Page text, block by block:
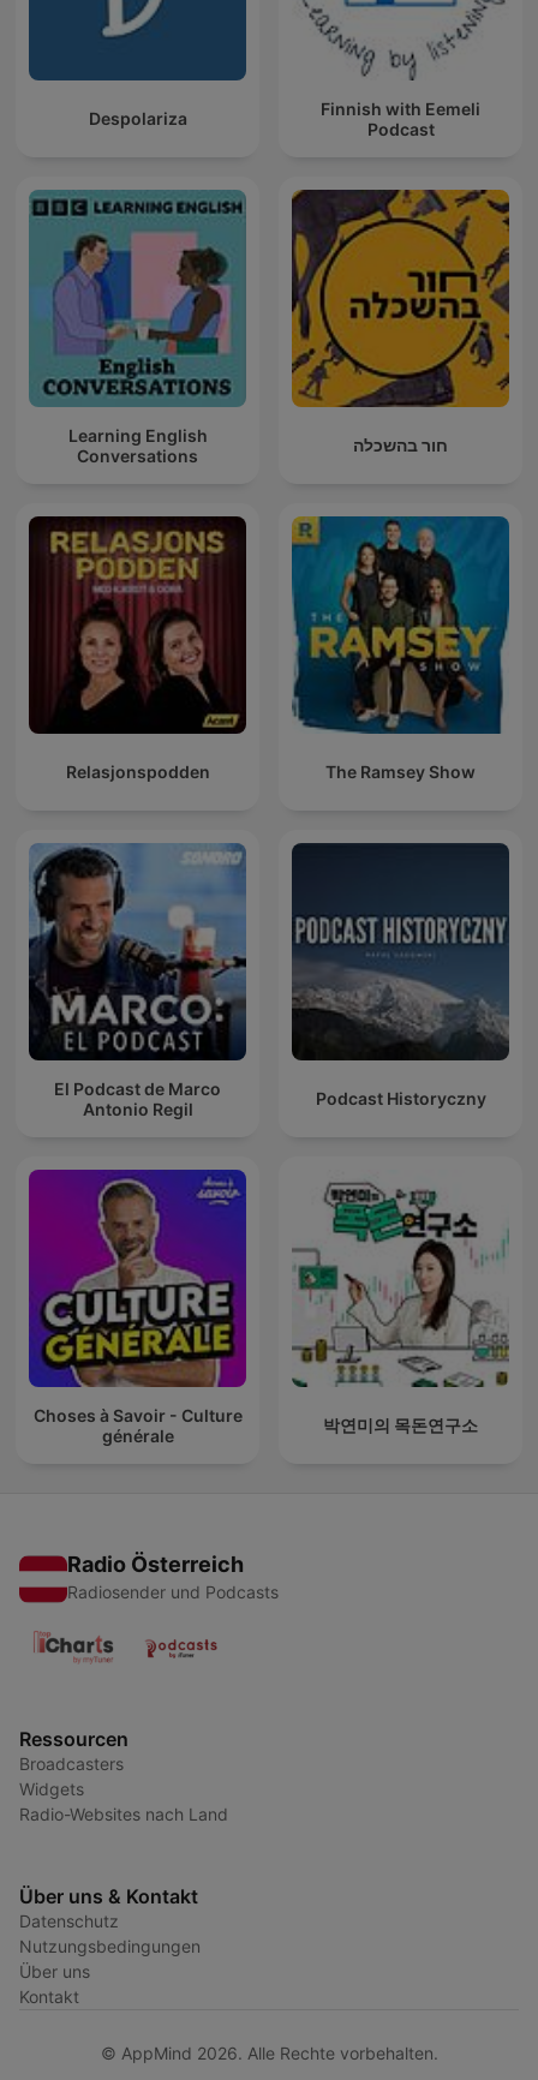
Despolariza
Finnish with Eemeli
Podcast
Learning English
Conversations
חור בהשכלה
Relasjonspodden The Ramsey Show
El Podcast de Marco
Antonio Regil
Podcast Historyczny
Choses à Savoir - Culture
générale
박연미의 목돈연구소
Radio Österreich
Radiosender und Podcasts
Ressourcen
Broadcasters
Widgets
Radio-Websites nach Land
Über uns & Kontakt
Datenschutz
Nutzungsbedingungen
Über uns
Kontakt
© AppMind 2026. Alle Rechte vorbehalten.